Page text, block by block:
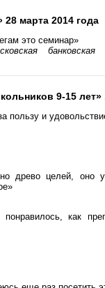
28 марта 2014 года
это семинар»
9-15
пользу и
древо целей, оно
как